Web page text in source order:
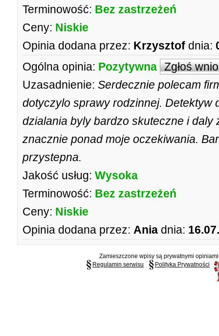
Terminowość: Bez zastrzeżeń
Ceny: Niskie
Opinia dodana przez: Krzysztof dnia:
Ogólna opinia: Pozytywna Zgłoś
Uzasadnienie: Serdecznie polecam
dotyczylo sprawy rodzinnej. Detektyw
dzialania byly bardzo skuteczne i daly
znacznie ponad moje oczekiwania.
przystepna.
Jakość usług: Wysoka
Terminowość: Bez zastrzeżeń
Ceny: Niskie
Opinia dodana przez: Ania dnia:
Zamieszczone wpisy są prywatnymi
Regulamin serwisu
Polityka Prywatności